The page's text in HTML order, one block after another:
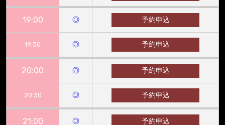
19:00 ◎ 予約申込
19:30 ◎ 予約申込
20:00 ◎ 予約申込
20:30 ◎ 予約申込
21:00 ◎ 予約申込